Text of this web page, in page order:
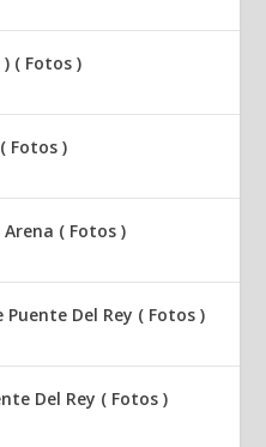
( Fotos )
Fotos )
( Fotos )
Del Rey ( Fotos )
Del Rey ( Fotos )